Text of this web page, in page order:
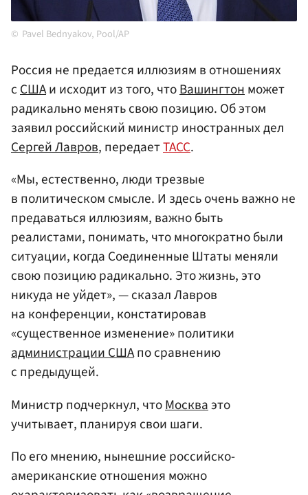
Pavel Bednyakov, Pool/AP
Россия не предается иллюзиям в отношениях
сСШАи исходит из того, чтоВашингтонможет
радикально менять свою позицию. Об этом
заявил российский министр иностранных дел
Сергей Лавров, передаетТАСС.
«Мы, естественно, люди трезвые
в политическом смысле. И здесь очень важно не
предаваться иллюзиям, важно быть
реалистами, понимать, что многократно были
ситуации, когда Соединенные Штаты меняли
свою позицию радикально. Это жизнь, это
никуда не уйдет», — сказал Лавров
на конференции, констатировав
«существенное изменение» политики
администрации СШАпо сравнению
с предыдущей.
Министр подчеркнул, чтоМоскваэто
учитывает, планируя свои шаги.
По его мнению, нынешние российско-
американские отношения можно